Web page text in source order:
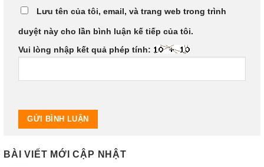
Lưu tên của tôi, email, và trang web trong trình
duyệt này cho lần bình luận kế tiếp của tôi.
Vui lòng nhập kết quả phép tính:
BÀI VIẾT MỚI CẬP NHẬT